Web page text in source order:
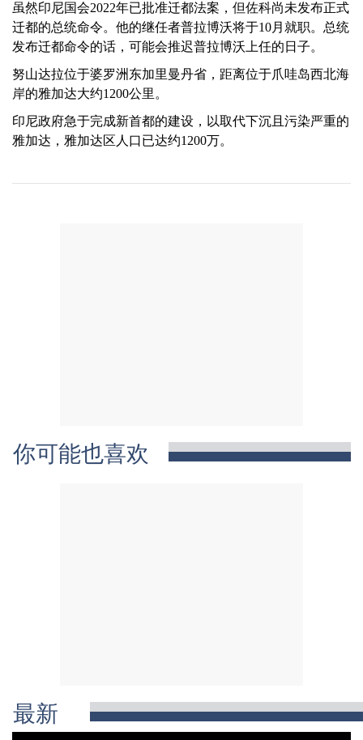
虽然印尼国会2022年已批准迁都法案，但佐科尚未发布正式
迁都的总统命令。他的继任者普拉博沃将于10月就职。总统
发布迁都命令的话，可能会推迟普拉博沃上任的日子。
努山达拉位于婆罗洲东加里曼丹省，距离位于爪哇岛西北海
岸的雅加达大约1200公里。
印尼政府急于完成新首都的建设，以取代下沉且污染严重的
雅加达，雅加达区人口已达约1200万。
你可能也喜欢
最新